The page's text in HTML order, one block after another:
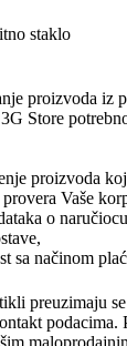
staklo
proizvoda iz
Store
proizvoda
Vaše
o
sa načinom
preuzimaju
podacima.